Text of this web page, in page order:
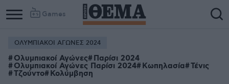
Games
ΟΛΥΜΠΙΑΚΟΙ ΑΓΩΝΕΣ 2024
Ολυμπιακοί Αγώνες Παρίσι 2024
Ολυμπιακοί Αγώνες Παρίσι 2024 Κωπηλασία Τένις
Τζούντο Κολύμβηση